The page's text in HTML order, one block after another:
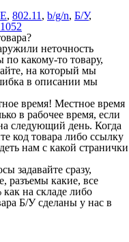
, 802.11 , b/g/n, Б/У,
неточность
какому-то товару,
на который мы
в описании мы
время! Местное время
в рабочее время, если
следующий день. Когда
код товара либо ссылку
нам с какой странички
задавайте сразу,
разъемы какие, все
на складе либо
Б/У сделаны у нас в